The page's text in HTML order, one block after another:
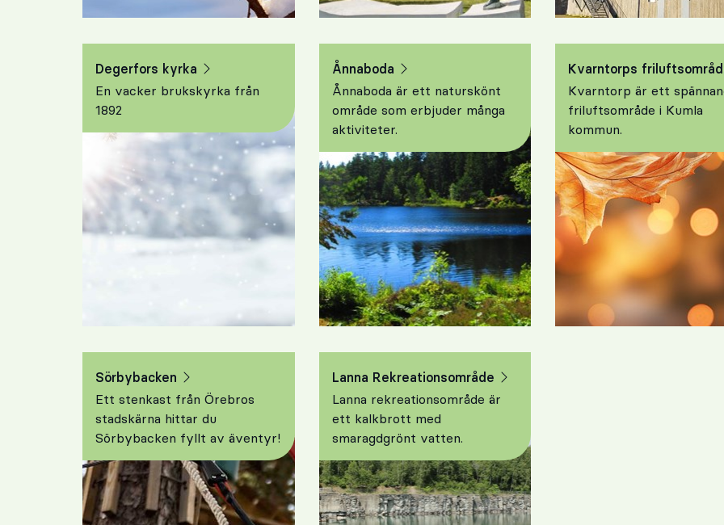
Degerfors kyrka
En vacker brukskyrka från
1892
Ånnaboda
Ånnaboda är ett naturskönt
område som erbjuder många
aktiviteter.
Kvarntorps
Kvarntorp är ett
friluftsområde i Kumla
kommun.
Sörbybacken
Ett stenkast från Örebros
stadskärna hittar du
Sörbybacken fyllt av äventyr!
Lanna Rekreationsområde
Lanna rekreationsområde är
ett kalkbrott med
smaragdgrönt vatten.